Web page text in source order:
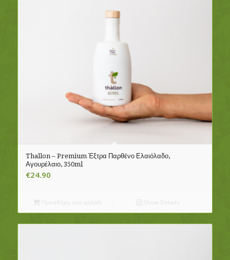
Thallon – Premium Έξτρα Παρθένο Ελαιόλαδο,
Αγουρέλαιο, 350ml
€24.90